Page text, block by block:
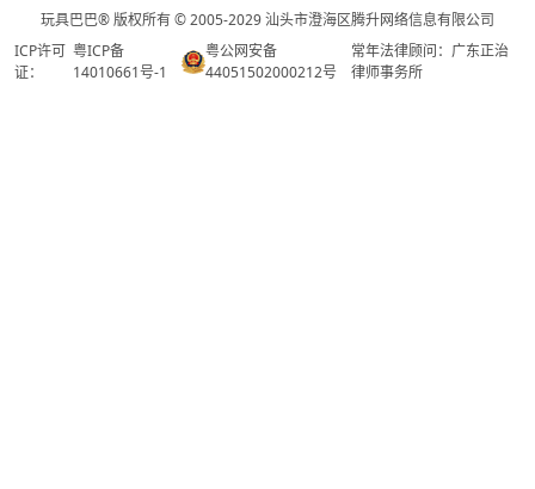
玩具巴巴® 版权所有 © 2005-2029 汕头市澄海区腾升网络信息有限公司
ICP许可
证：
粤ICP备
14010661号-1
粤公网安备
44051502000212号
常年法律顾问：广东正治
律师事务所